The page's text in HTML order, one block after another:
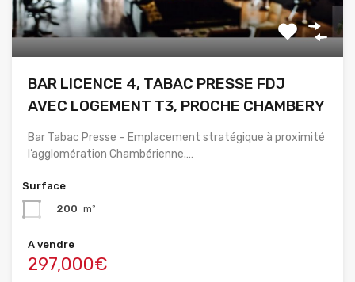
BAR LICENCE 4, TABAC PRESSE FDJ
AVEC LOGEMENT T3, PROCHE CHAMBERY
Bar Tabac Presse – Emplacement stratégique à proximité
l’agglomération Chambérienne.…
Surface
200 m²
A vendre
297,000€